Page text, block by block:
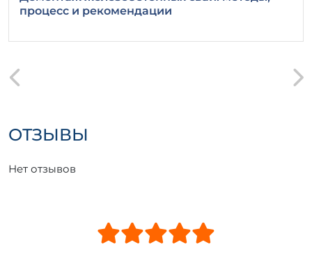
процесс и рекомендации
ОТЗЫВЫ
Нет отзывов